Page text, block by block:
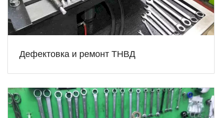
Дефектовка и ремонт ТНВД